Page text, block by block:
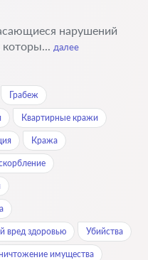
нарушений
которы... далее
Грабеж
Квартирные кражи
Кража
вред здоровью Убийства
имущества